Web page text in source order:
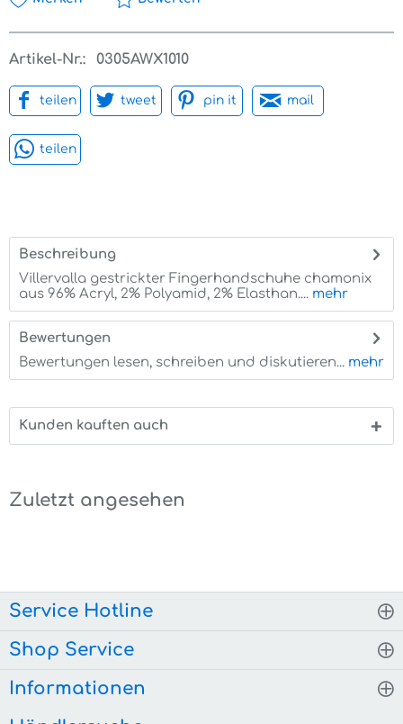
Artikel-Nr.: 0305AWX1010
teilen tweet pin it mail
teilen
Beschreibung
Villervalla gestrickter Fingerhandschuhe chamonix
aus 96% Acryl, 2% Polyamid, 2% Elasthan.... mehr
Bewertungen
Bewertungen lesen, schreiben und diskutieren... mehr
Kunden kauften auch
Zuletzt angesehen
Service Hotline
Shop Service
Informationen